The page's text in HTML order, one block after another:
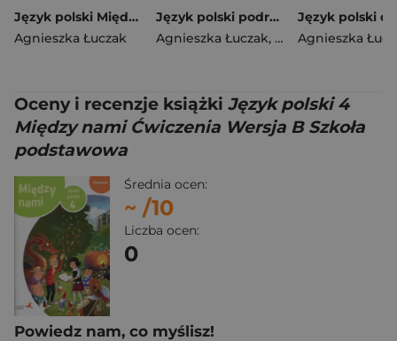
Język polski Między nami podręcznik dla klasy 4 szkoły podstawowej EDYCJA 2026
Agnieszka Łuczak
Język polski podręcznik dla klasy 7 Między nami EDYCJA 2026
Agnieszka Łuczak, Agnieszka
Agnieszka
Oceny i recenzje książki Język polski 4
Między nami Ćwiczenia Wersja B Szkoła
podstawowa
Średnia ocen:
~ /10
Liczba ocen:
0
Powiedz nam, co myślisz!